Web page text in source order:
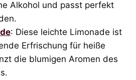
Alkohol und passt perfekt
: Diese leichte Limonade ist
Erfrischung für heiße
die blumigen Aromen des